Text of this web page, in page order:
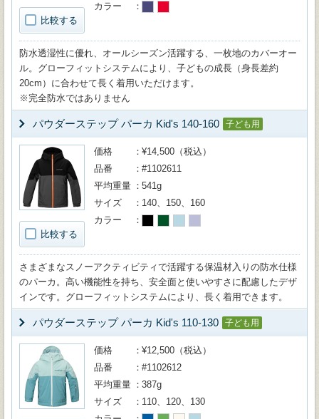
比較する
カラー
防水透湿性に優れ、オールシーズン活躍する、一枚地のカバーオー
ル。グローフィットシステムにより、子どもの成長（身長差約
20cm）に合わせて長く着用いただけます。
※完全防水ではありません
パウダーステップ パーカ Kid's 140-160 子ども用
比較する
価格
¥14,500（税込）
品番
#1102611
平均重量
541g
サイズ
140、150、160
カラー
さまざまなスノーアクティビティで活躍する保温材入りの防水仕様
のパーカ。高い機能性を持ち、安全面と使いやすさに配慮したデザ
インです。グローフィットシステムにより、長く着用できます。
パウダーステップ パーカ Kid's 110-130 子ども用
価格
¥12,500（税込）
品番
#1102612
平均重量
387g
サイズ
110、120、130